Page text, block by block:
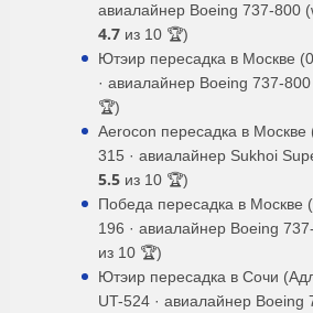
авиалайнер Boeing 737-800
4.7 из 10 🏆)
Ютэир пересадка в Москве
· авиалайнер Boeing 737-800
🏆)
Aerocon пересадка в Москве
315 · авиалайнер Sukhoi
5.5 из 10 🏆)
Победа пересадка в Москве
196 · авиалайнер Boeing
из 10 🏆)
Ютэир пересадка в Сочи
UT-524 · авиалайнер Boeing